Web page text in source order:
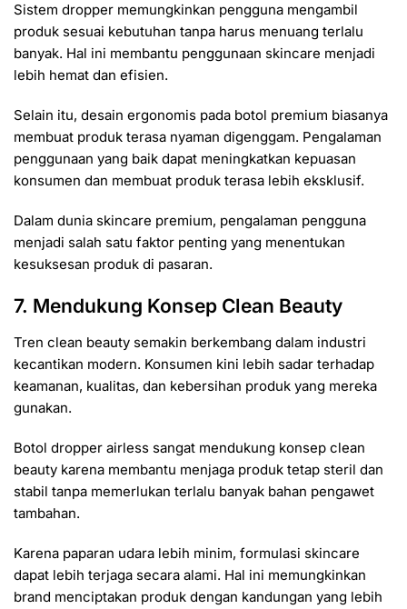
Sistem dropper memungkinkan pengguna mengambil
produk sesuai kebutuhan tanpa harus menuang terlalu
banyak. Hal ini membantu penggunaan skincare menjadi
lebih hemat dan efisien.
Selain itu, desain ergonomis pada botol premium biasanya
membuat produk terasa nyaman digenggam. Pengalaman
penggunaan yang baik dapat meningkatkan kepuasan
konsumen dan membuat produk terasa lebih eksklusif.
Dalam dunia skincare premium, pengalaman pengguna
menjadi salah satu faktor penting yang menentukan
kesuksesan produk di pasaran.
7. Mendukung Konsep Clean Beauty
Tren clean beauty semakin berkembang dalam industri
kecantikan modern. Konsumen kini lebih sadar terhadap
keamanan, kualitas, dan kebersihan produk yang mereka
gunakan.
Botol dropper airless sangat mendukung konsep clean
beauty karena membantu menjaga produk tetap steril dan
stabil tanpa memerlukan terlalu banyak bahan pengawet
tambahan.
Karena paparan udara lebih minim, formulasi skincare
dapat lebih terjaga secara alami. Hal ini memungkinkan
brand menciptakan produk dengan kandungan yang lebih